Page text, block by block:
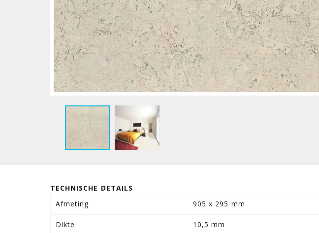
TECHNISCHE DETAILS
Afmeting
905 x 295 mm
Dikte 10,5 mm